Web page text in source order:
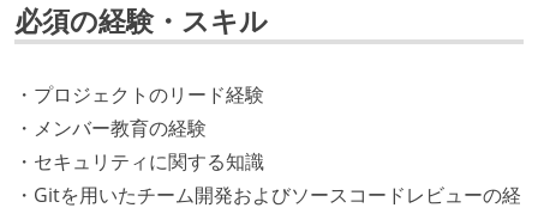
必須の経験・スキル
・プロジェクトのリード経験
・メンバー教育の経験
・セキュリティに関する知識
・Gitを用いたチーム開発およびソースコードレビューの経